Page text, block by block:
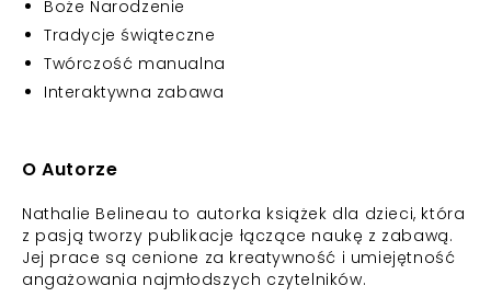
Boże Narodzenie
Tradycje świąteczne
Twórczość manualna
Interaktywna zabawa
O Autorze
Nathalie Belineau to autorka książek dla dzieci, która
z pasją tworzy publikacje łączące naukę z zabawą.
Jej prace są cenione za kreatywność i umiejętność
angażowania najmłodszych czytelników.